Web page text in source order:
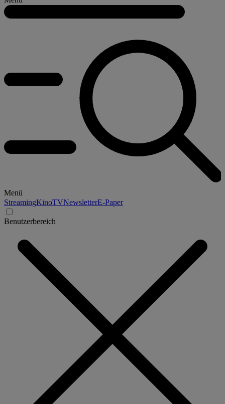
Menü
StreamingKinoTVNewsletterE-Paper
Benutzerbereich